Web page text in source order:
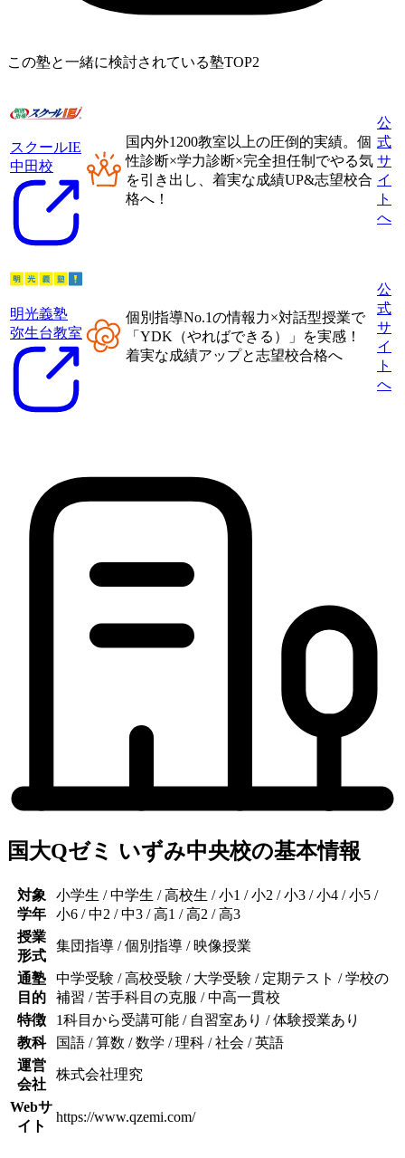
この塾と一緒に検討されている塾TOP2
スクールIE
中田校
国内外1200教室以上の圧倒的実績。 個
性診断×学力診断×完全担任制 でやる気
を引き出し、着実な成績UP&志望校合
格へ！
公
式
サ
イ
ト
へ
明光義塾
弥生台教室
個別指導No.1の情報力×対話型授業で
「 YDK（やればできる）
」を実感！
着実な成績アップと志望校合格へ
公
式
サ
イ
ト
へ
国大Qゼミ いずみ中央校の基本情報
対象
学年
小学生 / 中学生 / 高校生 / 小1 / 小2 / 小3 / 小4 / 小5 /
小6 / 中2 / 中3 / 高1 / 高2 / 高3
授業
形式
集団指導 / 個別指導 / 映像授業
通塾
目的
中学受験 / 高校受験 / 大学受験 / 定期テスト / 学校の
補習 / 苦手科目の克服 / 中高一貫校
特徴
1科目から受講可能 / 自習室あり / 体験授業あり
教科
国語 / 算数 / 数学 / 理科 / 社会 / 英語
運営
会社
株式会社理究
Webサ
イト
https://www.qzemi.com/